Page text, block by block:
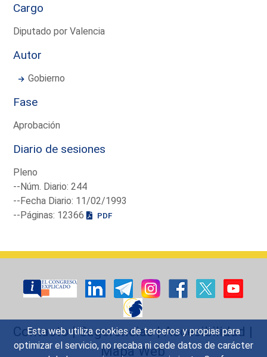
Esta web utiliza cookies de terceros y propias para
optimizar el servicio, no recaba ni cede datos de carácter
Cargo
Diputado por Valencia
Autor
Gobierno
Fase
Aprobación
Diario de sesiones
Pleno
--Núm. Diario: 244
--Fecha Diario: 11/02/1993
--Páginas: 12366
PDF
Contacto|Sugerencias|Accesibilidad |
Mapa Web